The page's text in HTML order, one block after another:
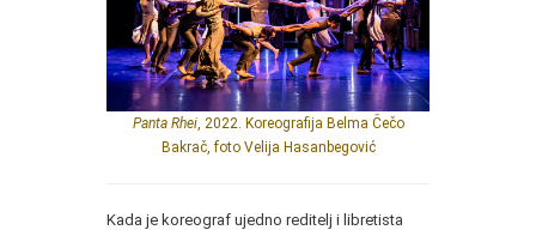
Panta Rhei, 2022. Koreografija Belma Čečo
Bakrač, foto Velija Hasanbegović
Kada je koreograf ujedno reditelj i libretista